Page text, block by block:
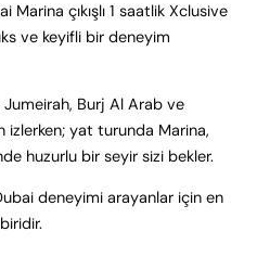
Marina çıkışlı 1 saatlik Xclusive
ve keyifli bir deneyim
Burj Al Arab ve
izlerken; yat turunda Marina,
huzurlu bir seyir sizi bekler.
deneyimi arayanlar için en